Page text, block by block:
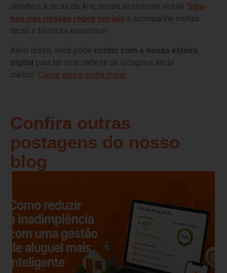
detalhes e dicas da Ana, nossa assistente virtual. Siga-
nos nas nossas redes sociais e acompanhe muitas
dicas e técnicas especiais!
Além disso, você pode contar com a nossa esteira
digital para ter uma carteira de locações ainda
melhor. Clique aqui e saiba mais!
Confira outras
postagens do nosso
blog